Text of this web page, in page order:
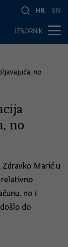
HR EN
IZBORNIK
no
no
Marić u
no i
do